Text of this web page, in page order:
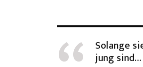
Solange
jung sind…